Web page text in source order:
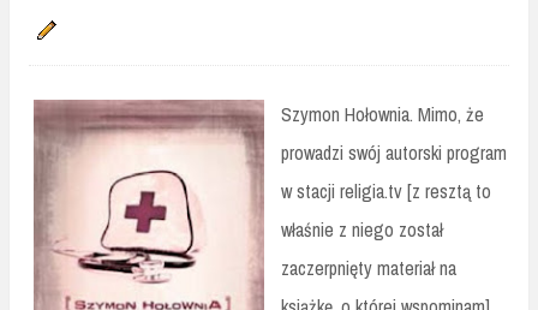
Szymon Hołownia. Mimo, że
prowadzi swój autorski program
w stacji religia.tv [z resztą to
właśnie z niego został
zaczerpnięty materiał na